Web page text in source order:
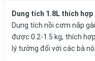
Dung tích 1.8L thích
Dung tích nồi cơm nắp
được 0.2-1.5 kg, thích
lý tưởng đối với các bà